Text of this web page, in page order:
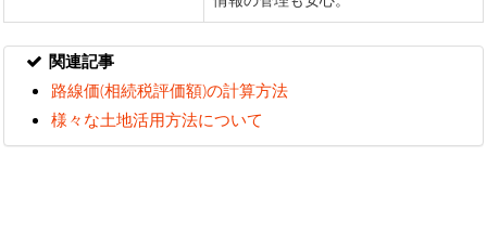
関連記事
路線価(相続税評価額)の計算方法
様々な土地活用方法について